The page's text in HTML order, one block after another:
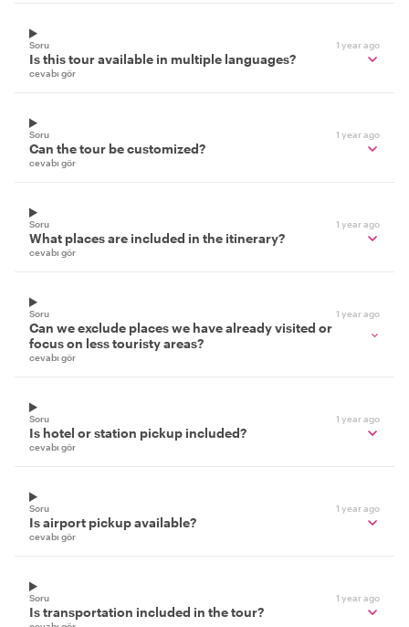
Soru 1 year ago
Is this tour available in multiple languages?
cevabı gör
Soru 1 year ago
Can the tour be customized?
cevabı gör
Soru 1 year ago
What places are included in the itinerary?
cevabı gör
Soru 1 year ago
Can we exclude places we have already visited or
focus on less touristy areas?
cevabı gör
Soru 1 year ago
Is hotel or station pickup included?
cevabı gör
Soru 1 year ago
Is airport pickup available?
cevabı gör
Soru 1 year ago
Is transportation included in the tour?